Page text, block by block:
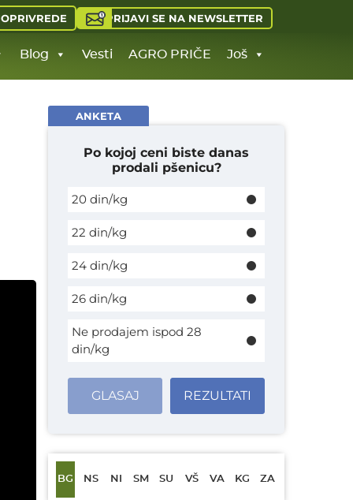
PRIJAVI SE NA NEWSLETTER
Blog Vesti AGRO PRIČE Još
ANKETA
Po kojoj ceni biste danas
prodali pšenicu?
20 din/kg
22 din/kg
24 din/kg
26 din/kg
Ne prodajem ispod 28
din/kg
GLASAJ REZULTATI
BG NS NI SM SU VŠ VA KG ZA